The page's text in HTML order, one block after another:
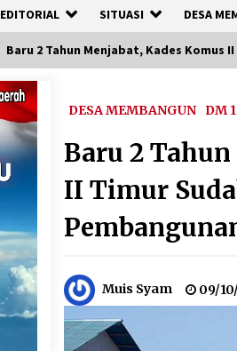
EDITORIAL SITUASI DESA
Baru 2 Tahun Menjabat, Kades Komus
DESA MEMBANGUN DM
Baru 2
II Timur
Muis Syam 09/